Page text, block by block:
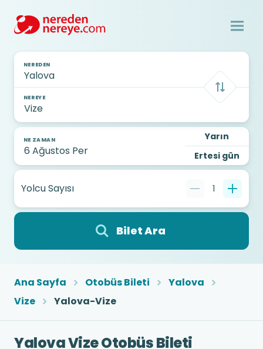
NEREDEN
NEREYE
NE ZAMAN
Yarın
Ertesi gün
Yolcu Sayısı 1
Bilet Ara
Ana Sayfa Otobüs Bileti
Yalova
Vize
Yalova-Vize
Yalova Vize Otobüs Bileti